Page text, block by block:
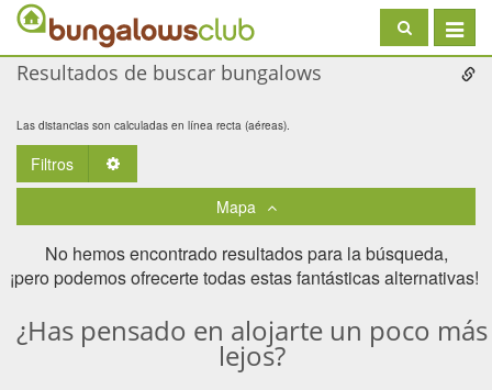
Toggle
Resultados de buscar bungalows
Las distancias son calculadas en línea recta (aéreas).
Filtros
Mapa
No hemos encontrado resultados para la búsqueda,
¡pero podemos ofrecerte todas estas fantásticas alternativas! ​
¿Has pensado en alojarte un poco más
lejos?